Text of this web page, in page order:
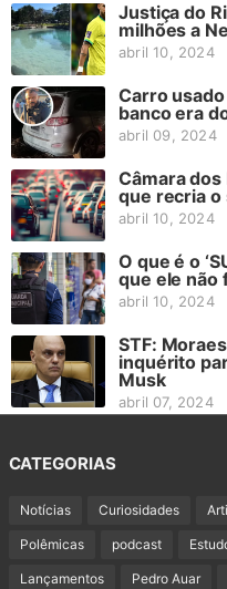
Justiça do
milhões a
abril 10, 2024
Carro
banco era
abril 09, 2024
Câmara
que recria o
abril 10, 2024
O que é o
que ele não
abril 10, 2024
STF:
inquérito
Musk
abril 07, 2024
CATEGORIAS
Notícias Curiosidades
Polêmicas podcast
Lançamentos Pedro Auar